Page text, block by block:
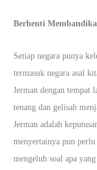
Berhenti
Setiap negara punya
termasuk negara asal
Jerman dengan tempat
tenang dan gelisah
Jerman adalah
menyertainya pun
mengeluh soal apa